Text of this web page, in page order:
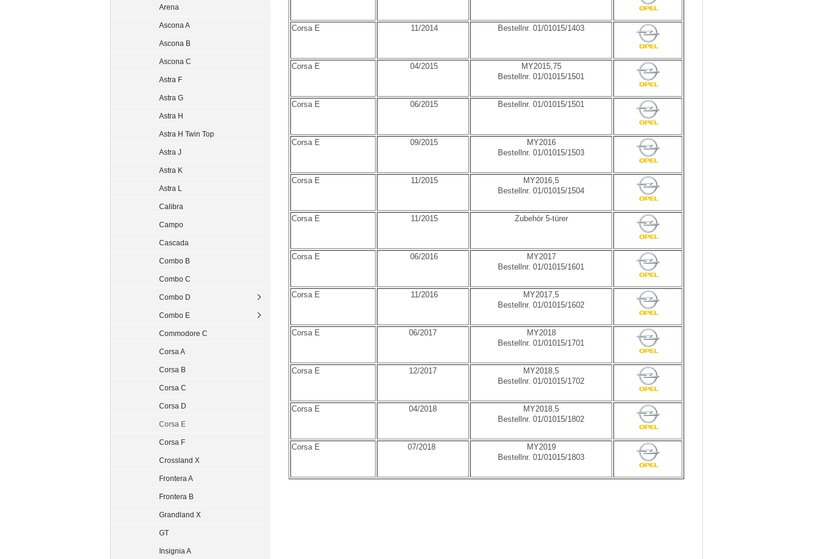
Arena
Ascona A
Ascona B
Ascona C
Astra F
Astra G
Astra H
Astra H Twin Top
Astra J
Astra K
Astra L
Calibra
Campo
Cascada
Combo B
Combo C
Combo D
Combo E
Commodore C
Corsa A
Corsa B
Corsa C
Corsa D
Corsa E
Corsa F
Crossland X
Frontera A
Frontera B
Grandland X
GT
Insignia A
Corsa E 11/2014 Bestellnr. 01/01015/1403
Corsa E 04/2015
MY2015,75
Bestellnr. 01/01015/1501
Corsa E 06/2015 Bestellnr. 01/01015/1501
Corsa E 09/2015
MY2016
Bestellnr. 01/01015/1503
Corsa E 11/2015
MY2016,5
Bestellnr. 01/01015/1504
Corsa E 11/2015 Zubehör 5-türer
Corsa E 06/2016
MY2017
Bestellnr. 01/01015/1601
Corsa E 11/2016
MY2017,5
Bestellnr. 01/01015/1602
Corsa E 06/2017
MY2018
Bestellnr. 01/01015/1701
Corsa E 12/2017
MY2018,5
Bestellnr. 01/01015/1702
Corsa E 04/2018
MY2018,5
Bestellnr. 01/01015/1802
Corsa E 07/2018
MY2019
Bestellnr. 01/01015/1803